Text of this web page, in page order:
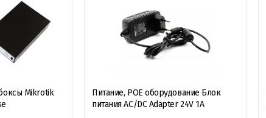
Mikrotik
Питание, POE оборудование Блок
питания AC/DC Adapter 24V 1A